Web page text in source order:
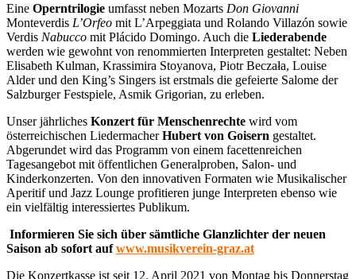
Eine Operntrilogie umfasst neben Mozarts Don Giovanni
Monteverdis L’Orfeo mit L’Arpeggiata und Rolando Villazón sowie
Verdis Nabucco mit Plácido Domingo. Auch die Liederabende
werden wie gewohnt von renommierten Interpreten gestaltet: Neben
Elisabeth Kulman, Krassimira Stoyanova, Piotr Beczała, Louise
Alder und den King’s Singers ist erstmals die gefeierte Salome der
Salzburger Festspiele, Asmik Grigorian, zu erleben.
Unser jährliches Konzert für Menschenrechte wird vom
österreichischen LiedermacherHubert von Goisern gestaltet.
Abgerundet wird das Programm von einem facettenreichen
Tagesangebot mit öffentlichen Generalproben, Salon- und
Kinderkonzerten. Von den innovativen Formaten wie Musikalischer
Aperitif und Jazz Lounge profitieren junge Interpreten ebenso wie
ein vielfältig interessiertes Publikum.
Informieren Sie sich über sämtliche Glanzlichter der neuen
Saison ab sofort aufwww.musikverein-graz.at
Die Konzertkasse ist seit 12. April 2021 von Montag bis Donnerstag